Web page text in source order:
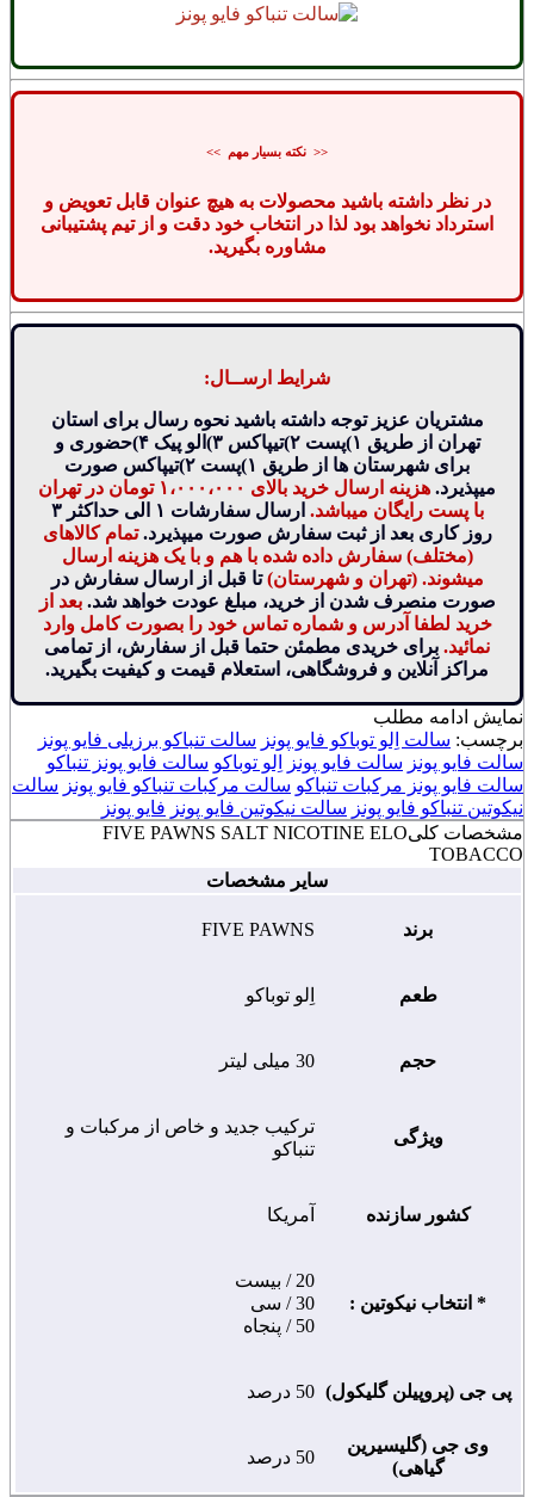
<< نکته بسیار مهم >>
در نظر داشته باشید محصولات به هیچ عنوان قابل تعویض و
استرداد نخواهد بود لذا در انتخاب خود دقت و از تیم پشتیبانی
مشاوره بگیرید.
شرایط ارســال:
مشتریان عزیز توجه داشته باشید نحوه رسال برای استان
تهران از طریق ۱)پست ۲)تیپاکس ۳)الو پیک ۴)حضوری و
برای شهرستان ها از طریق ۱)پست ۲)تیپاکس صورت
میپذیرد.
هزینه ارسال خرید بالای ۱،۰۰۰،۰۰۰ تومان در تهران
با پست رایگان میباشد.
ارسال سفارشات ۱ الی حداکثر ۳
روز کاری بعد از ثبت سفارش صورت میپذیرد. تمام کالاهای
(مختلف) سفارش داده شده با هم و با یک هزینه ارسال
میشوند. (تهران و شهرستان) تا قبل از ارسال سفارش در
صورت منصرف شدن از خرید، مبلغ عودت خواهد شد. بعد از
خرید لطفا آدرس و شماره تماس خود را بصورت کامل وارد
نمائید. برای خریدی مطمئن حتما قبل از سفارش، از تمامی
مراکز آنلاین و فروشگاهی، استعلام قیمت و کیفیت بگیرید.
نمایش ادامه مطلب
برچسب: سالت اِلو توباکو فایو پونز سالت تنباکو برزیلی فایو پونز
سالت فایو پونز سالت فایو پونز اِلو توباکو سالت فایو پونز تنباکو
سالت فایو پونز مرکبات تنباکو سالت مرکبات تنباکو فایو پونز سالت
نیکوتین تنباکو فایو پونز سالت نیکوتین فایو پونز فایو پونز
مشخصات کلیFIVE PAWNS SALT NICOTINE ELO
TOBACCO
سایر مشخصات
برند FIVE PAWNS
طعم اِلو توباکو
حجم 30 میلی لیتر
ویژگی
ترکیب جدید و خاص از مرکبات و
تنباکو
کشور سازنده آمریکا
* انتخاب نیکوتین :
20 / بیست
30 / سی
50 / پنجاه
پی جی (پروپیلن گلیکول) 50 درصد
وی جی (گلیسیرین
گیاهی)
50 درصد